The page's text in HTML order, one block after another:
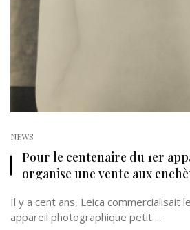
NEWS
Pour le centenaire du 1er
organise une vente aux
Il y a cent ans, Leica commercialisait
appareil photographique petit ...